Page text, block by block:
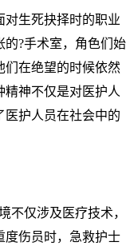
对生死抉择时的职业
?手术室，角色们始
们在绝望的时候依然
精神不仅是对医护人
医护人员在社会中的
不仅涉及医疗技术，
度伤员时，急救护士